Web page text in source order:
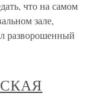
что на самом
зале,
разворошенный